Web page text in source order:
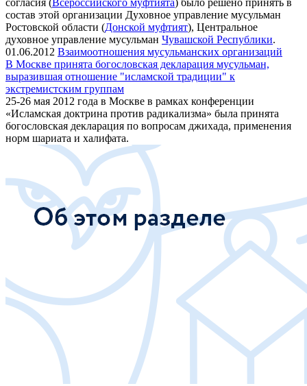
состав этой организации Духовное управление мусульман
Ростовской области (Донской муфтият), Центральное
духовное управление мусульман Чувашской Республики.
01.06.2012 Взаимоотношения мусульманских организаций
В Москве принята богословская декларация мусульман,
выразившая отношение "исламской традиции" к
экстремистским группам
25-26 мая 2012 года в Москве в рамках конференции
«Исламская доктрина против радикализма» была принята
богословская декларация по вопросам джихада, применения
норм шариата и халифата.